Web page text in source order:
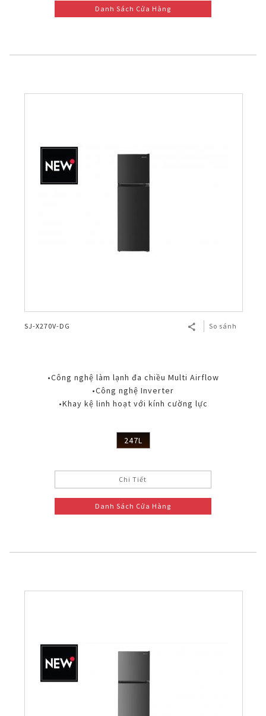
Danh Sách Cửa Hàng
SJ-X270V-DG So sánh
•Công nghệ làm lạnh đa chiều Multi Airflow
•Công nghệ Inverter
•Khay kệ linh hoạt với kính cường lực
247L
Chi Tiết
Danh Sách Cửa Hàng